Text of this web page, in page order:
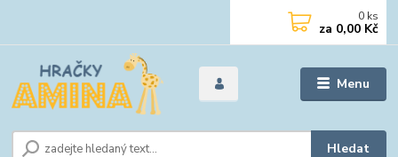
Menu
Hledat
0 ks
za 0,00 Kč